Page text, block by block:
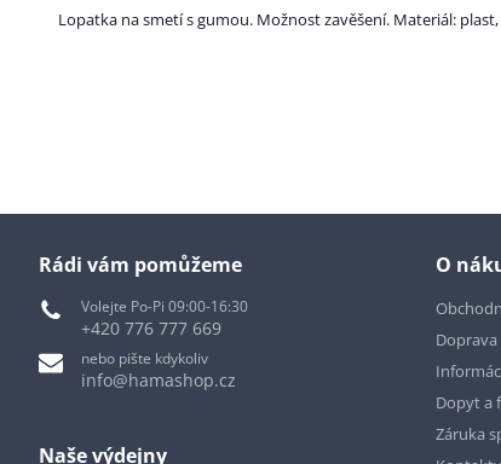
Lopatka na smetí s gumou. Možnost zavěšení. Materiál: plast,
Rádi vám pomůžeme
Volejte Po-Pi 09:00-16:30
+420 776 777 669
nebo pište kdykoliv
info@hamashop.cz
Naše výdejny
O
Dopyt a
Záruka